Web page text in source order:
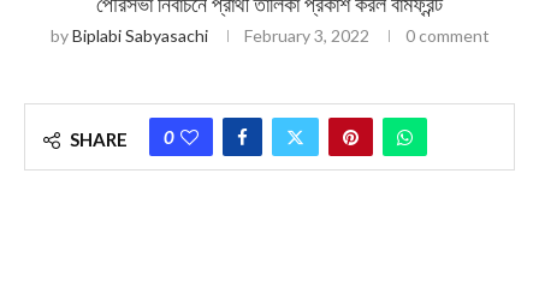
byBiplabi Sabyasachi February 3, 2022 0 comment
SHARE 0